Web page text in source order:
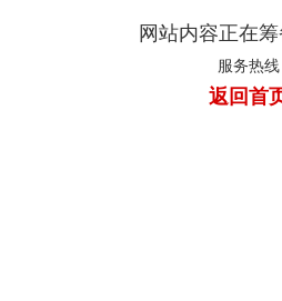
网站内容正在
服务热线
返回首